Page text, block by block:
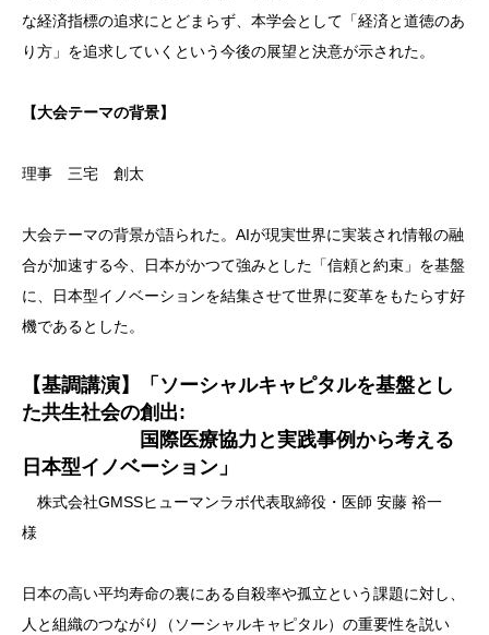
な経済指標の追求にとどまらず、本学会として「経済と道徳のあ
り方」を追求していくという今後の展望と決意が示された。
【大会テーマの背景】
理事 三宅 創太
大会テーマの背景が語られた。AIが現実世界に実装され情報の融
合が加速する今、日本がかつて強みとした「信頼と約束」を基盤
に、日本型イノベーションを結集させて世界に変革をもたらす好
機であるとした。
【基調講演】
「ソーシャルキャピタルを基盤とし
た共生社会の創出:
国際医療協力と実践事例から考える
日本型イノベーション」
株式会社GMSSヒューマンラボ代表取締役・医師 安藤 裕一
様
日本の高い平均寿命の裏にある自殺率や孤立という課題に対し、
人と組織のつながり（ソーシャルキャピタル）の重要性を説い